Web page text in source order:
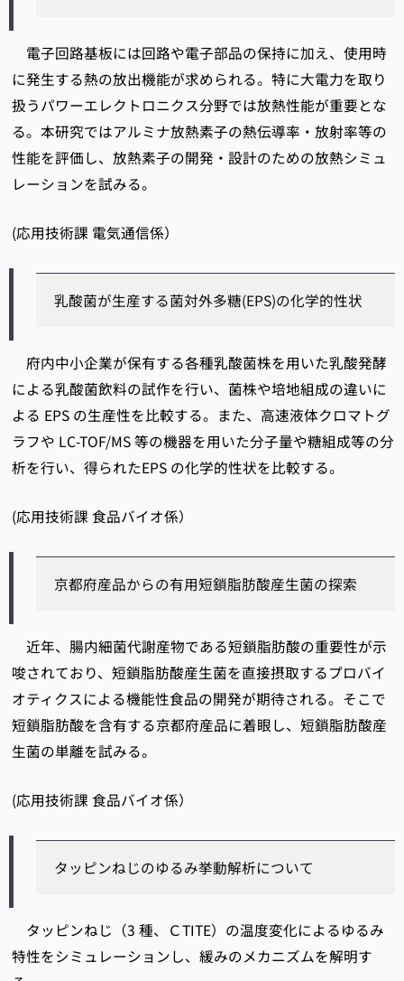
電子回路基板には回路や電子部品の保持に加え、使用時
に発生する熱の放出機能が求められる。特に大電力を取り
扱うパワーエレクトロニクス分野では放熱性能が重要とな
る。本研究ではアルミナ放熱素子の熱伝導率・放射率等の
性能を評価し、放熱素子の開発・設計のための放熱シミュ
レーションを試みる。
(応用技術課 電気通信係）
乳酸菌が生産する菌対外多糖(EPS)の化学的性状
府内中小企業が保有する各種乳酸菌株を用いた乳酸発酵
による乳酸菌飲料の試作を行い、菌株や培地組成の違いに
よる EPS の生産性を比較する。また、高速液体クロマトグ
ラフや LC-TOF/MS 等の機器を用いた分子量や糖組成等の分
析を行い、得られたEPS の化学的性状を比較する。
(応用技術課 食品バイオ係）
京都府産品からの有用短鎖脂肪酸産生菌の探索
近年、腸内細菌代謝産物である短鎖脂肪酸の重要性が示
唆されており、短鎖脂肪酸産生菌を直接摂取するプロバイ
オティクスによる機能性食品の開発が期待される。そこで
短鎖脂肪酸を含有する京都府産品に着眼し、短鎖脂肪酸産
生菌の単離を試みる。
(応用技術課 食品バイオ係）
タッピンねじのゆるみ挙動解析について
タッピンねじ（3 種、ＣTITE）の温度変化によるゆるみ
特性をシミュレーションし、緩みのメカニズムを解明す